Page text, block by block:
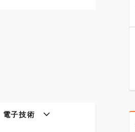
電子技術